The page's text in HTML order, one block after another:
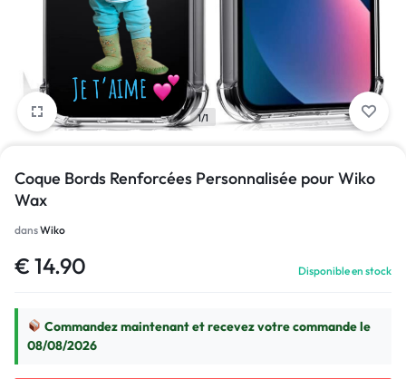
1/1
Coque Bords Renforcées Personnalisée pour Wiko
Wax
dansWiko
€ 14.90 Disponible en stock
Commandez maintenant et recevez votre commande le
08/08/2026